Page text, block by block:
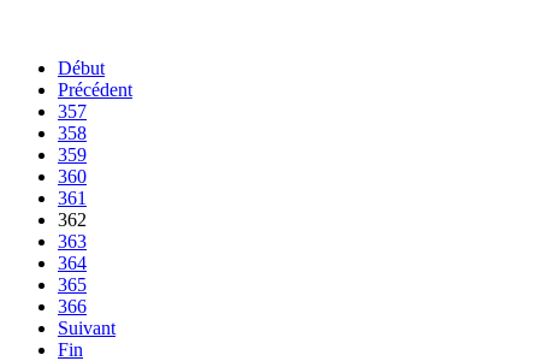
Début
Précédent
357
358
359
360
361
362
363
364
365
366
Suivant
Fin